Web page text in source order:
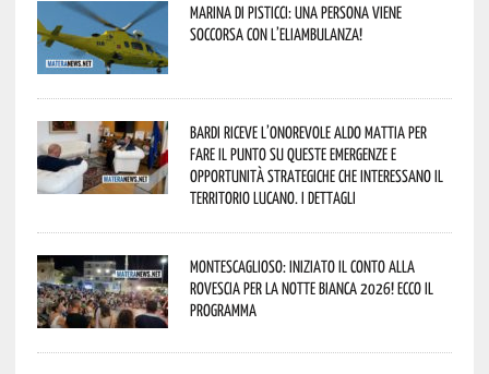
Marina di Pisticci: una persona viene
soccorsa con l’eliambulanza!
Bardi riceve l’onorevole Aldo Mattia per
fare il punto su queste emergenze e
opportunità strategiche che interessano il
territorio lucano. I dettagli
Montescaglioso: iniziato il conto alla
rovescia per la Notte Bianca 2026! Ecco il
programma